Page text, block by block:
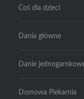
Coś dla dzieci
Dania główne
Danie
Domowa Piekarnia